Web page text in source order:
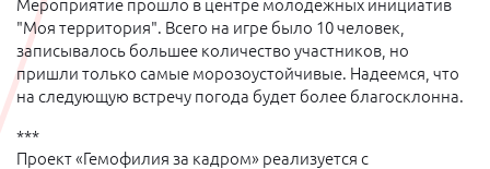
Мероприятие прошло в центре молодежных инициатив
"Моя территория". Всего на игре было 10 человек,
записывалось большее количество участников, но
пришли только самые морозоустойчивые. Надеемся, что
на следующую встречу погода будет более благосклонна.
***
Проект «Гемофилия за кадром» реализуется с